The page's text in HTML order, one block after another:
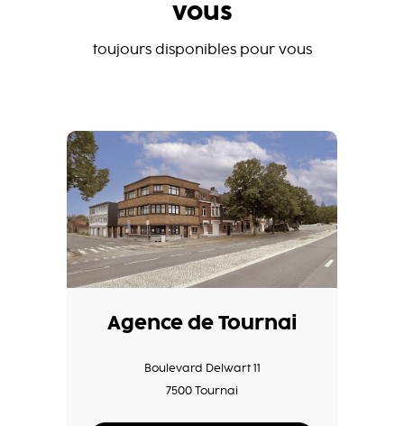
vous
toujours disponibles pour vous
Agence de Tournai
Boulevard Delwart 11
7500 Tournai